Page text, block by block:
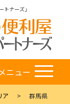
ナーズ」
ニュー
ア 群馬県